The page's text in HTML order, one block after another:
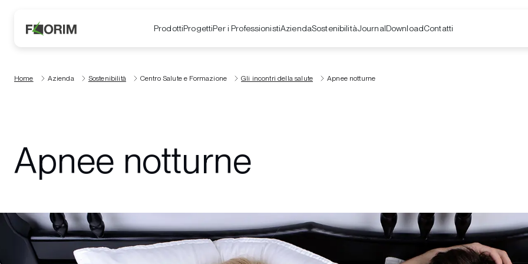
ProdottiProgettiPer i ProfessionistiAziendaSostenibilitàJournalDownloadContatti
Home Azienda Sostenibilità Centro Salute e Formazione Gli incontri della salute Apnee notturne
Apnee notturne